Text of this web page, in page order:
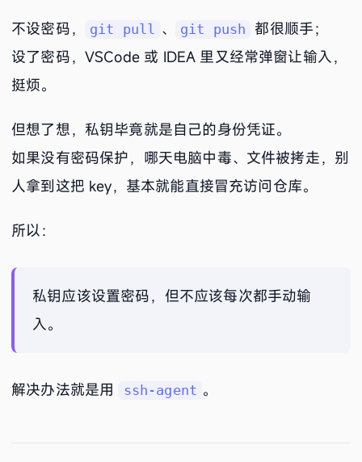
不设密码， git pull 、 git push
都很顺手；
设了密码，VSCode 或 IDEA 里又经常弹窗让输入，
挺烦。
但想了想，私钥毕竟就是自己的身份凭证。
如果没有密码保护，哪天电脑中毒、文件被拷走，别
人拿到这把 key，基本就能直接冒充访问仓库。
所以：
私钥应该设置密码，但不应该每次都手动输
入。
解决办法就是用 ssh-agent 。